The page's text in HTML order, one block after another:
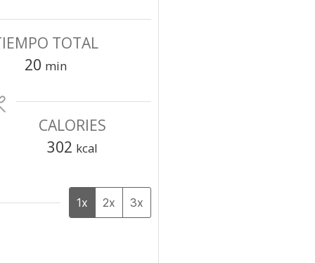
TOTAL
20 minutes
min
CALORIES
302 kcal
1x 2x 3x